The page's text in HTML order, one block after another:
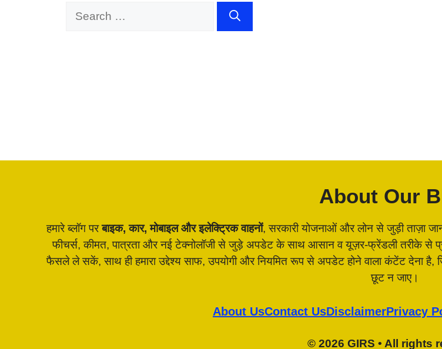
About Our
हमारे ब्लॉग परबाइक, कार, मोबाइल और इलेक्ट्रिक वाहनों, सरकारी योजनाओं और लोन से जुड़ी ताज़ा
फीचर्स, कीमत, पात्रता और नई टेक्नोलॉजी से जुड़े अपडेट के साथ आसान व यूज़र-फ्रेंडली तरीके से
फैसले ले सकें, साथ ही हमारा उद्देश्य साफ, उपयोगी और नियमित रूप से अपडेट होने वाला कंटेंट देना
छूट न जाए।
About UsContact UsDisclaimerPrivacy
© 2026 GIRS • All rights